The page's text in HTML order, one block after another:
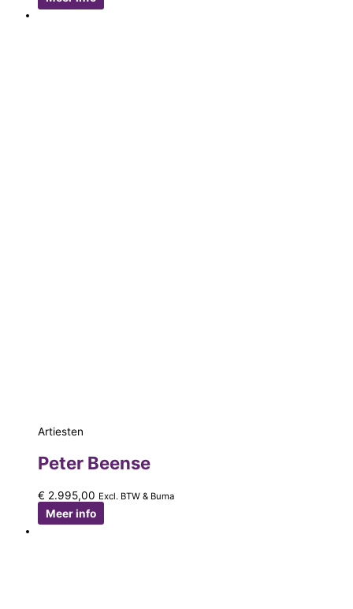
Artiesten
Peter Beense
€ 2.995,00 Excl. BTW & Buma
Meer info